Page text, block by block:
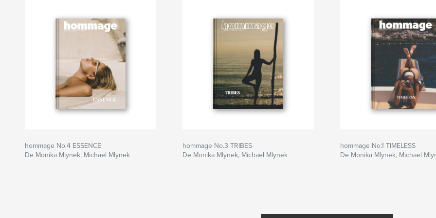
hommage No.4 ESSENCE
De Monika Mlynek, Michael Mlynek
hommage No.3 TRIBES
De Monika Mlynek, Michael Mlynek
hommage No.1 TIMELESS
De Monika Mlynek, Michael